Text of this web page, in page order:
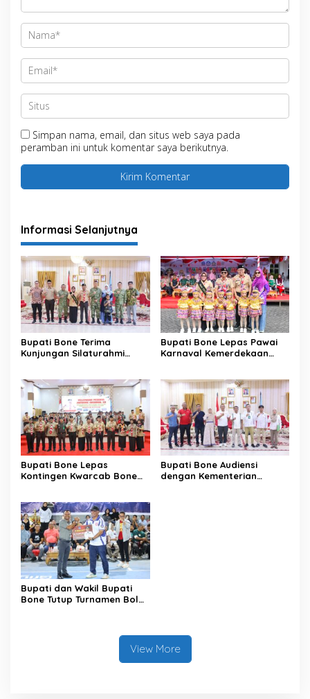
Simpan nama, email, dan situs web saya pada
peramban ini untuk komentar saya berikutnya.
Informasi Selanjutnya
Bupati Bone Terima
Kunjungan Silaturahmi
Bupati Bone Lepas Pawai
Karnaval Kemerdekaan
Bupati Bone Lepas
Kontingen Kwarcab Bone
Bupati Bone Audiensi
dengan Kementerian
Bupati dan Wakil Bupati
Bone Tutup Turnamen Bola
View More